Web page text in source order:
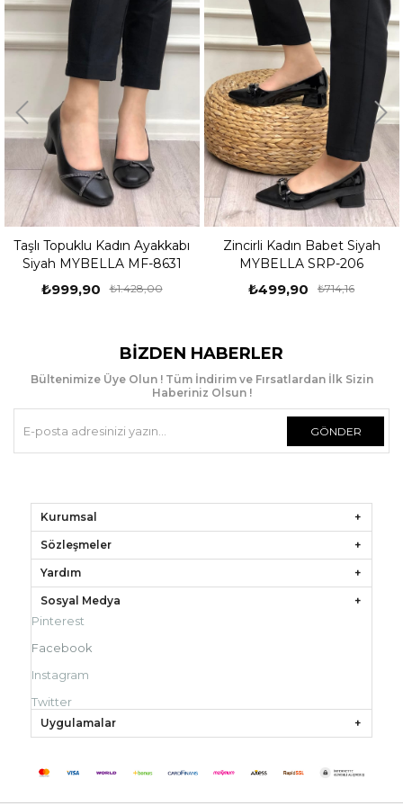
Zincirli Kadın Babet Siyah
MYBELLA SRP-206
₺499,90 ₺714,16
Kadın Ayakkabı Siyah
MYBELLA SRP-188
₺799,90 ₺1.142,00
BIZDEN HABERLER
Bültenimize Üye Olun ! Tüm İndirim ve Fırsatlardan İlk Sizin
Haberiniz Olsun !
GÖNDER
Kurumsal
Sözleşmeler
Yardım
Sosyal Medya
Pinterest
Facebook
Instagram
Twitter
Uygulamalar